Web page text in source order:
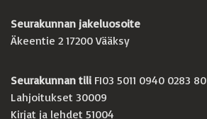
Seurakunnan jakeluosoite
Äkeentie 2 17200 Vääksy
Seurakunnan tili FI03 5011 0940 0283 80
Lahjoitukset 30009
Kirjat ja lehdet 51004